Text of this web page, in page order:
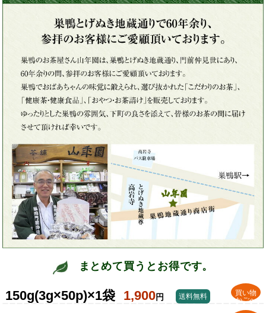
まとめて買うとお得です。
150g(3g×50p)×1袋 1,900円
買い物
かごへ
送料無料